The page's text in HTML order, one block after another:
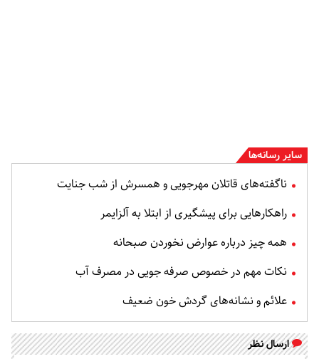
سایر رسانه‌ها
ناگفته‌های قاتلان مهرجویی و همسرش از شب جنایت
راهکارهایی برای پیشگیری از ابتلا به آلزایمر
همه چیز درباره عوارض نخوردن صبحانه
نکات مهم در خصوص صرفه جویی در مصرف آب
علائم و نشانه‌های گردش خون ضعیف
ارسال نظر